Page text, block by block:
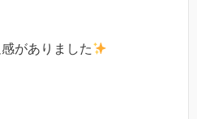
がありました